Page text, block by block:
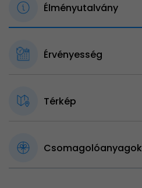
Élményutalvány
Érvényesség
Térkép
Csomagolóanyagok